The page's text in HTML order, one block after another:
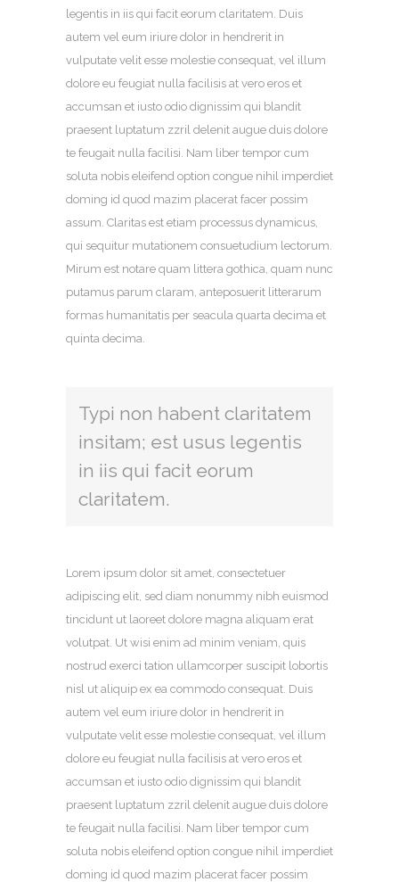
legentis in iis qui facit eorum claritatem. Duis
autem vel eum iriure dolor in hendrerit in
vulputate velit esse molestie consequat, vel illum
dolore eu feugiat nulla facilisis at vero eros et
accumsan et iusto odio dignissim qui blandit
praesent luptatum zzril delenit augue duis dolore
te feugait nulla facilisi. Nam liber tempor cum
soluta nobis eleifend option congue nihil imperdiet
doming id quod mazim placerat facer possim
assum. Claritas est etiam processus dynamicus,
qui sequitur mutationem consuetudium lectorum.
Mirum est notare quam littera gothica, quam nunc
putamus parum claram, anteposuerit litterarum
formas humanitatis per seacula quarta decima et
quinta decima.
Typi non habent claritatem
insitam; est usus legentis
in iis qui facit eorum
claritatem.
Lorem ipsum dolor sit amet, consectetuer
adipiscing elit, sed diam nonummy nibh euismod
tincidunt ut laoreet dolore magna aliquam erat
volutpat. Ut wisi enim ad minim veniam, quis
nostrud exerci tation ullamcorper suscipit lobortis
nisl ut aliquip ex ea commodo consequat. Duis
autem vel eum iriure dolor in hendrerit in
vulputate velit esse molestie consequat, vel illum
dolore eu feugiat nulla facilisis at vero eros et
accumsan et iusto odio dignissim qui blandit
praesent luptatum zzril delenit augue duis dolore
te feugait nulla facilisi. Nam liber tempor cum
soluta nobis eleifend option congue nihil imperdiet
doming id quod mazim placerat facer possim